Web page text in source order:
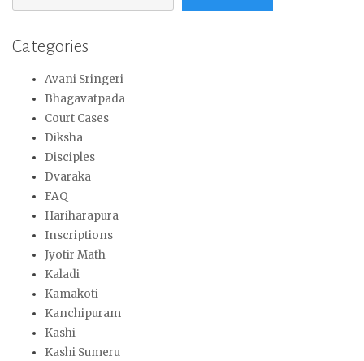
Categories
Avani Sringeri
Bhagavatpada
Court Cases
Diksha
Disciples
Dvaraka
FAQ
Hariharapura
Inscriptions
Jyotir Math
Kaladi
Kamakoti
Kanchipuram
Kashi
Kashi Sumeru